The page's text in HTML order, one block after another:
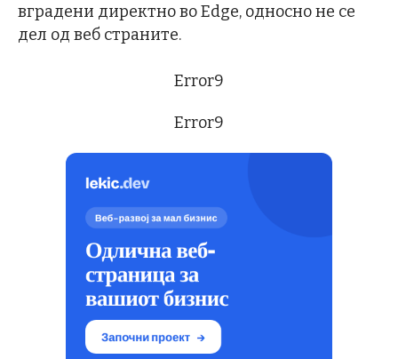
вградени директно во Edge, односно не се
дел од веб страните.
Error9
Error9